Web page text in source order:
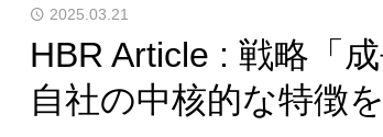
2025.03.21
HBR Article : 戦略「
自社の中核的な特徴